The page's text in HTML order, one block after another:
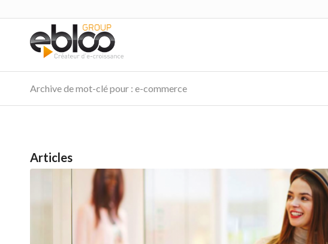
Archive de mot-clé pour : e-commerce
Articles